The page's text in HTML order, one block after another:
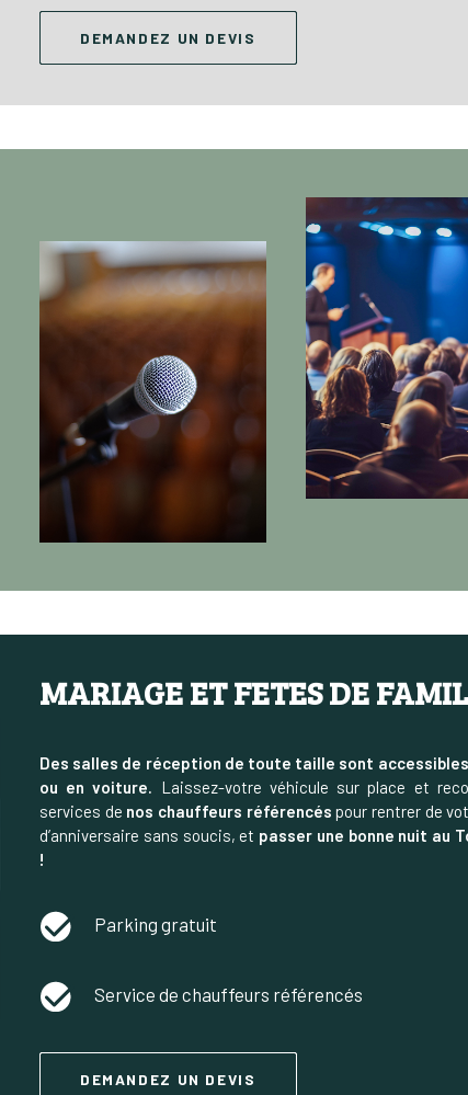
DEMANDEZ UN DEVIS
MARIAGE ET FETES DE
Des salles de réception de toute taille sont
ou en voiture. Laissez-votre véhicule sur place et
services de nos chauffeurs référencés pour rentrer de
d’anniversaire sans soucis, et passer une bonne nuit au
!
Parking gratuit
Service de chauffeurs référencés
DEMANDEZ UN DEVIS